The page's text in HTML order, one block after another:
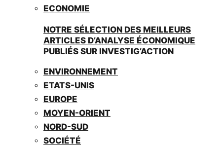
ECONOMIE
NOTRE SÉLECTION DES MEILLEURS
ARTICLES D’ANALYSE ÉCONOMIQUE
PUBLIÉS SUR INVESTIG’ACTION
ENVIRONNEMENT
ETATS-UNIS
EUROPE
MOYEN-ORIENT
NORD-SUD
SOCIÉTÉ